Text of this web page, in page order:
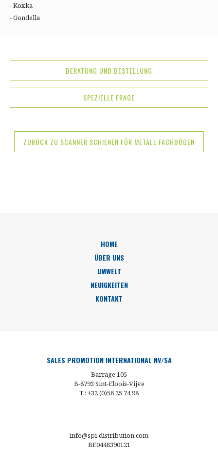
- Koxka
- Gondella
BERATUNG UND BESTELLUNG
SPEZIELLE FRAGE
ZURÜCK ZU SCANNER SCHIENEN FÜR METALL FACHBÖDEN
HOME
ÜBER UNS
UMWELT
NEUIGKEITEN
KONTAKT
SALES PROMOTION INTERNATIONAL NV/SA
Barrage 105
B-8793 Sint-Eloois-Vijve
T.: +32 (0)56 25 74 98
info@spi-distribution.com
BE0448390121